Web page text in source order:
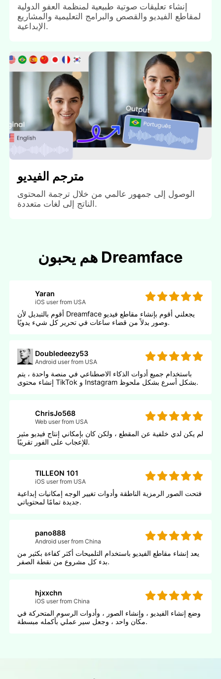
إنشاء تعليقات صوتية طبيعية لمنظمة العفو الدولية
لمقاطع الفيديو والقصص والبرامج التعليمية والمشاريع
الإبداعية.
مترجم الفيديو
الوصول إلى جمهور عالمي من خلال ترجمة المحتوى
الناتج إلى لغات متعددة.
هم يحبون Dreamface
Yaran
iOS user from USA
أقوم بالتبديل لأن Dreamface يجعلني أقوم بإنشاء مقاطع فيديو
وصور بدلاً من قضاء ساعات في تحرير كل شيء يدويًا.
Doubledeezy53
Android user from USA
باستخدام جميع أدوات الذكاء الاصطناعي في منصة واحدة ، يتم
إنشاء محتوى TikTok و Instagram بشكل أسرع بشكل ملحوظ.
ChrisJo568
Web user from USA
لم يكن لدي خلفية عن المقطع ، ولكن كان بإمكاني إنتاج فيديو مثير
للإعجاب على الفور تقريبًا.
TILLEON 101
iOS user from USA
فتحت الصور الرمزية الناطقة وأدوات تغيير الوجه إمكانيات إبداعية
جديدة تمامًا لمحتوياتي.
pano888
Android user from China
يعد إنشاء مقاطع الفيديو باستخدام التلميحات أكثر كفاءة بكثير من
بدء كل مشروع من نقطة الصفر.
hjxxchn
iOS user from China
وضع إنشاء الفيديو ، وإنشاء الصور ، وأدوات الرسوم المتحركة في
مكان واحد ، وجعل سير عملي بأكمله مبسطة.